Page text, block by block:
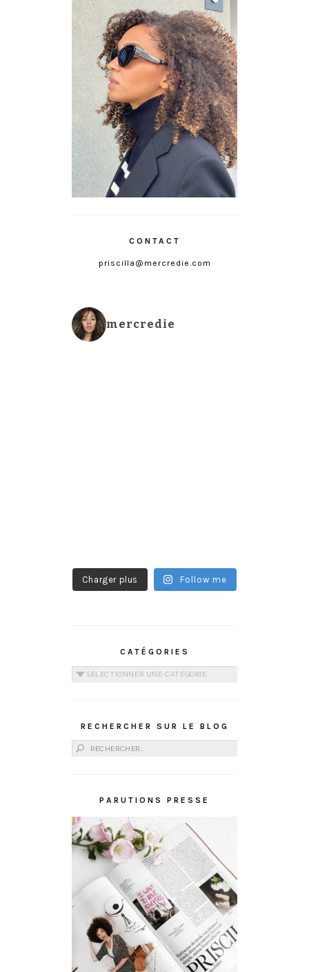
CONTACT
priscilla@mercredie.com
mercredie
Charger plus Follow me
CATÉGORIES
Catégories
RECHERCHER SUR LE BLOG
Rechercher :
PARUTIONS PRESSE